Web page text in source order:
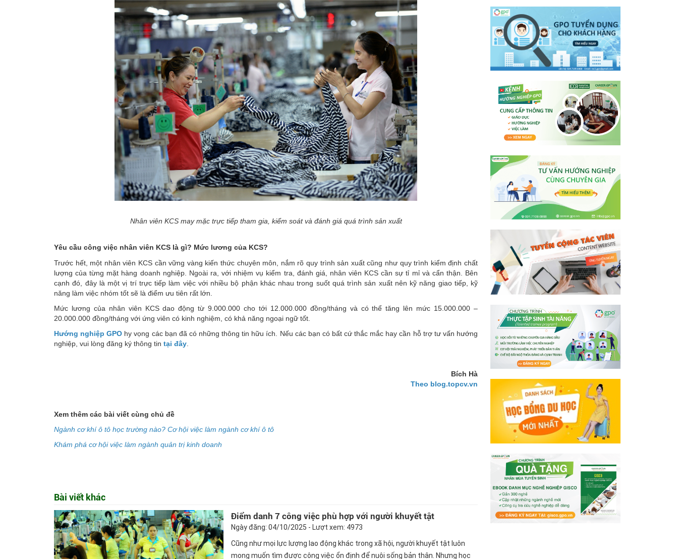
Nhân viên KCS may mặc trực tiếp tham gia, kiểm soát và đánh giá quá trình sản xuất
Yêu cầu công việc nhân viên KCS là gì? Mức lương của KCS?
Trước hết, một nhân viên KCS cần vững vàng kiến thức chuyên môn, nắm rõ quy trình sản xuất cũng như quy trình kiểm định chất
lượng của từng mặt hàng doanh nghiệp. Ngoài ra, với nhiệm vụ kiểm tra, đánh giá, nhân viên KCS cần sự tỉ mỉ và cẩn thận. Bên
cạnh đó, đây là một vị trí trực tiếp làm việc với nhiều bộ phận khác nhau trong suốt quá trình sản xuất nên kỹ năng giao tiếp, kỹ
năng làm việc nhóm tốt sẽ là điểm ưu tiên rất lớn.
Mức lương của nhân viên KCS dao động từ 9.000.000 cho tới 12.000.000 đồng/tháng và có thể tăng lên mức 15.000.000 –
20.000.000 đồng/tháng với ứng viên có kinh nghiệm, có khả năng ngoại ngữ tốt.
Hướng nghiệp GPO hy vọng các bạn đã có những thông tin hữu ích. Nếu các bạn có bất cứ thắc mắc hay cần hỗ trợ tư vấn hướng
nghiệp, vui lòng đăng ký thông tin tại đây
Bích Hà
Theo blog.topcv.vn
Xem thêm các bài viết cùng chủ đề
Ngành cơ khí ô tô học trường nào? Cơ hội việc làm ngành cơ khí ô tô
Khám phá cơ hội việc làm ngành quản trị kinh doanh
Bài viết khác
Điểm danh 7 công việc phù hợp với người khuyết tật
Ngày đăng: 04/10/2025 - Lượt xem: 4973
Cũng như mọi lực lượng lao động khác trong xã hội, người khuyết tật luôn
mong muốn tìm được công việc ổn định để nuôi sống bản thân. Nhưng học